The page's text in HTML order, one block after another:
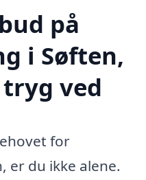
på
i Søften,
ved
for
er du ikke alene.